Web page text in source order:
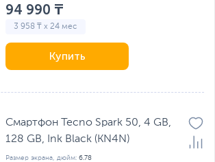
94 990 ₸
3 958 ₸ x 24 мес
Купить
Смартфон Tecno Spark 50, 4 GB,
128 GB, Ink Black (KN4N)
Размер экрана, дюйм: 6.78